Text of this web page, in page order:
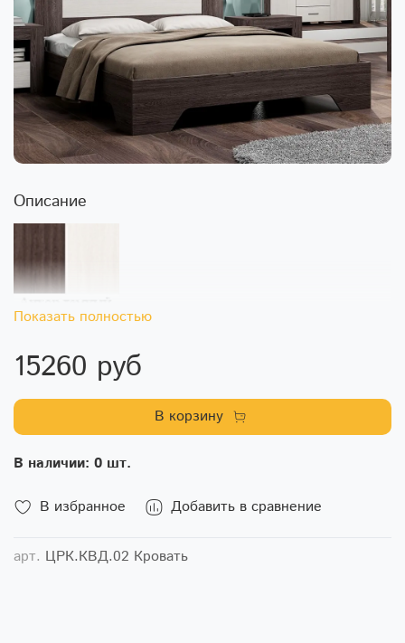
В избранное Добавить в сравнение
арт. ЦРК.КВД.02 Кровать
Описание
Показать полностью
15260 руб
В корзину
В наличии: 0 шт.